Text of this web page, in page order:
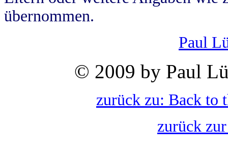
übernommen.
Paul
© 2009 by Paul
zurück zu: Back to
zurück